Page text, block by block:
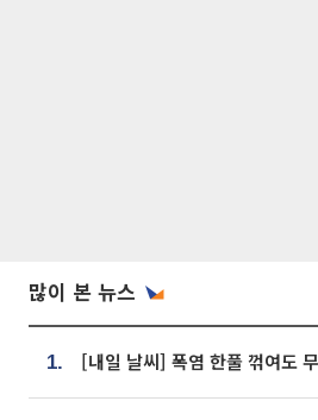
많이 본 뉴스
1.